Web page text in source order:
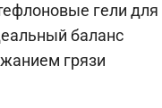
гели для
баланс
грязи